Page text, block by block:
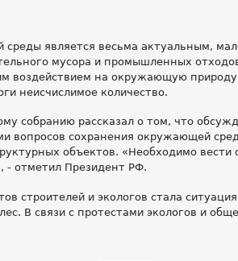
среды является весьма актуальным,
мусора и промышленных
воздействием на окружающую
неисчислимое количество.
собранию рассказал о том, что
вопросов сохранения окружающей
объектов. «Необходимо вести
- отметил Президент РФ.
строителей и экологов стала
В связи с протестами экологов и